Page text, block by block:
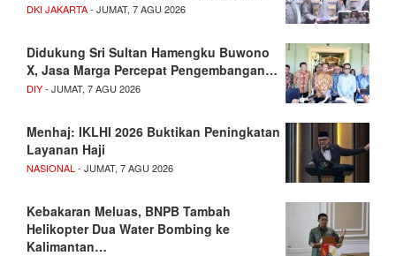
DKI JAKARTA- JUMAT, 7 AGU 2026
Didukung Sri Sultan Hamengku Buwono
X, Jasa Marga Percepat Pengembangan…
DIY- JUMAT, 7 AGU 2026
Menhaj: IKLHI 2026 Buktikan Peningkatan
Layanan Haji
NASIONAL - JUMAT, 7 AGU 2026
Kebakaran Meluas, BNPB Tambah
Helikopter Dua Water Bombing ke
Kalimantan…